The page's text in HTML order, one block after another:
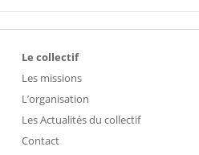
Le collectif
Les missions
L’organisation
Les Actualités du collectif
Contact